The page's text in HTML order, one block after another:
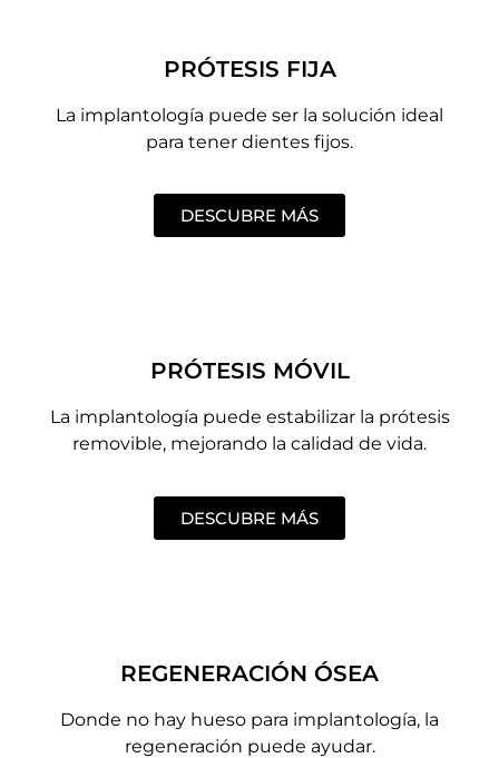
PRÓTESIS FIJA
La implantología puede ser la solución ideal
para tener dientes fijos.
DESCUBRE MÁS
PRÓTESIS MÓVIL
La implantología puede estabilizar la prótesis
removible, mejorando la calidad de vida.
DESCUBRE MÁS
REGENERACIÓN ÓSEA
Donde no hay hueso para implantología, la
regeneración puede ayudar.